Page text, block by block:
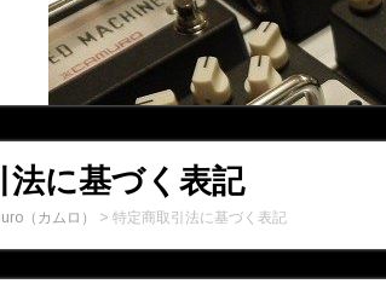
法に基づく表記
（カムロ） > 特定商取引法に基づく表記